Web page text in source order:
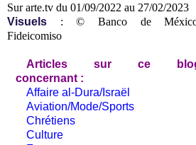
Sur arte.tv du 01/09/2022 au 27/02/2023
Visuels : © Banco de
Fideicomiso
Articles sur ce
concernant :
Affaire al-Dura/Israël
Aviation/Mode/Sports
Chrétiens
Culture